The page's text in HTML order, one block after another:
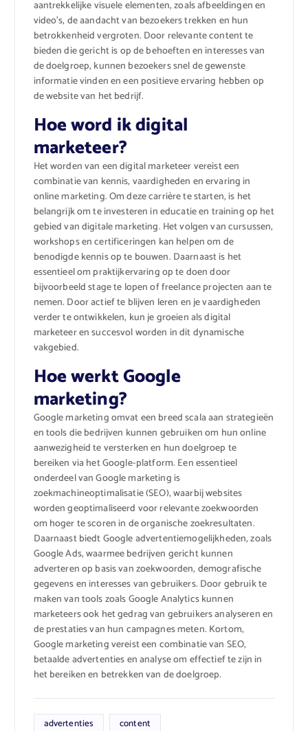
aantrekkelijke visuele elementen, zoals afbeeldingen en
video’s, de aandacht van bezoekers trekken en hun
betrokkenheid vergroten. Door relevante content te
bieden die gericht is op de behoeften en interesses van
de doelgroep, kunnen bezoekers snel de gewenste
informatie vinden en een positieve ervaring hebben op
de website van het bedrijf.
Hoe word ik digital
marketeer?
Het worden van een digital marketeer vereist een
combinatie van kennis, vaardigheden en ervaring in
online marketing. Om deze carrière te starten, is het
belangrijk om te investeren in educatie en training op het
gebied van digitale marketing. Het volgen van cursussen,
workshops en certificeringen kan helpen om de
benodigde kennis op te bouwen. Daarnaast is het
essentieel om praktijkervaring op te doen door
bijvoorbeeld stage te lopen of freelance projecten aan te
nemen. Door actief te blijven leren en je vaardigheden
verder te ontwikkelen, kun je groeien als digital
marketeer en succesvol worden in dit dynamische
vakgebied.
Hoe werkt Google
marketing?
Google marketing omvat een breed scala aan strategieën
en tools die bedrijven kunnen gebruiken om hun online
aanwezigheid te versterken en hun doelgroep te
bereiken via het Google-platform. Een essentieel
onderdeel van Google marketing is
zoekmachineoptimalisatie (SEO), waarbij websites
worden geoptimaliseerd voor relevante zoekwoorden
om hoger te scoren in de organische zoekresultaten.
Daarnaast biedt Google advertentiemogelijkheden, zoals
Google Ads, waarmee bedrijven gericht kunnen
adverteren op basis van zoekwoorden, demografische
gegevens en interesses van gebruikers. Door gebruik te
maken van tools zoals Google Analytics kunnen
marketeers ook het gedrag van gebruikers analyseren en
de prestaties van hun campagnes meten. Kortom,
Google marketing vereist een combinatie van SEO,
betaalde advertenties en analyse om effectief te zijn in
het bereiken en betrekken van de doelgroep.
advertenties content